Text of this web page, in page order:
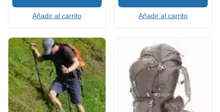
Añadir al carrito Añadir al carrito